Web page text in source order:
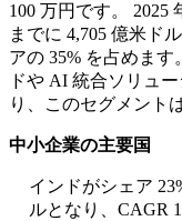
100 万円です。 2025
までに 4,705 億米ド
アの 35% を占めま
ドや AI 統合ソリュ
り、このセグメント
中小企業の主要国
インドがシェア
ルとなり、CAGR